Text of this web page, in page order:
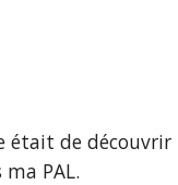
était de découvrir
PAL.